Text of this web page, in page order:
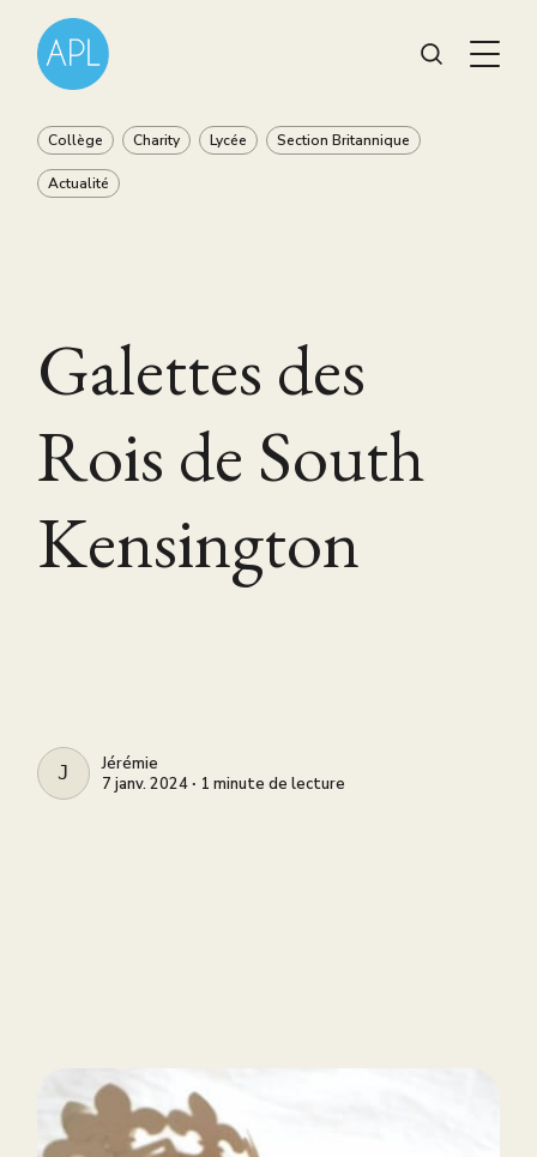
Collège Charity Lycée Section Britannique
Actualité
Galettes des
Rois de South
Kensington
JÉRÉMIE
Jérémie
7 janv. 2024 ∙ 1 minute de lecture